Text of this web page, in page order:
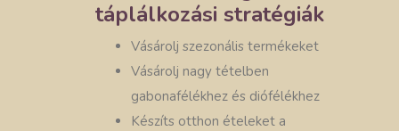
táplálkozási stratégiák
Vásárolj szezonális termékeket
Vásárolj nagy tételben
gabonafélékhez és diófélékhez
Készíts otthon ételeket a